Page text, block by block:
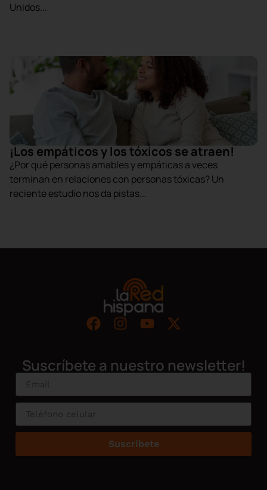
Unidos...
¡Los empáticos y los tóxicos se atraen!
¿Por qué personas amables y empáticas a veces
terminan en relaciones con personas tóxicas? Un
reciente estudio nos da pistas...
Suscríbete a nuestro newsletter!
Suscríbete